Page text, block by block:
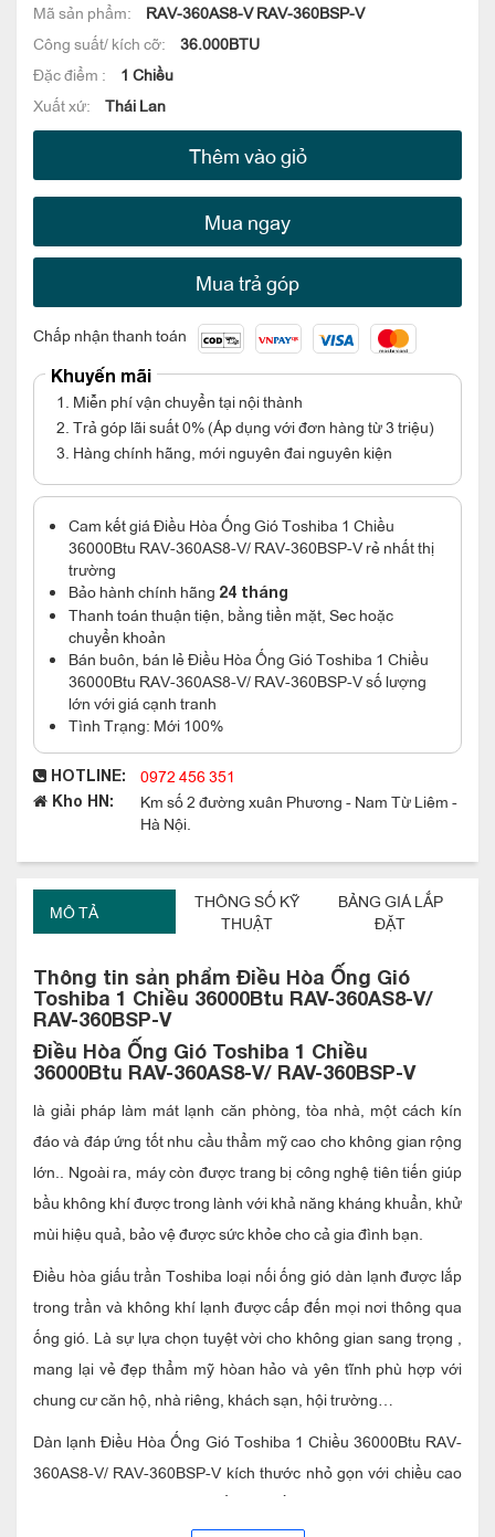
Mã sản phẩm:
RAV-360AS8-V RAV-360BSP-V
Công suất/ kích cỡ:
36.000BTU
Đặc điểm :
1 Chiều
Xuất xứ:
Thái Lan
Thêm vào giỏ
Mua ngay
Mua trả góp
Chấp nhận thanh toán
Khuyến mãi
1. Miễn phí vận chuyển tại nội thành
2. Trả góp lãi suất 0% (Áp dụng với đơn hàng từ 3 triệu)
3. Hàng chính hãng, mới nguyên đai nguyên kiện
Cam kết giá Điều Hòa Ống Gió Toshiba 1 Chiều
36000Btu RAV-360AS8-V/ RAV-360BSP-V rẻ nhất thị
trường
Bảo hành chính hãng 24 tháng
Thanh toán thuận tiện, bằng tiền mặt, Sec hoặc
chuyển khoản
Bán buôn, bán lẻ Điều Hòa Ống Gió Toshiba 1 Chiều
36000Btu RAV-360AS8-V/ RAV-360BSP-V số lượng
lớn với giá cạnh tranh
Tình Trạng: Mới 100%
HOTLINE: 0972 456 351
Kho HN:
Km số 2 đường xuân Phương - Nam Từ Liêm -
Hà Nội.
MÔ TẢ
THÔNG SỐ KỸ
THUẬT
BẢNG GIÁ LẮP
ĐẶT
Thông tin sản phẩm Điều Hòa Ống Gió
Toshiba 1 Chiều 36000Btu RAV-360AS8-V/
RAV-360BSP-V
Điều Hòa Ống Gió Toshiba 1 Chiều
36000Btu RAV-360AS8-V/ RAV-360BSP-V
là giải pháp làm mát lạnh căn phòng, tòa nhà, một cách kín
đáo và đáp ứng tốt nhu cầu thẩm mỹ cao cho không gian rộng
lớn.. Ngoài ra, máy còn được trang bị công nghệ tiên tiến giúp
bầu không khí được trong lành với khả năng kháng khuẩn, khử
mùi hiệu quả, bảo vệ được sức khỏe cho cả gia đình bạn.
Điều hòa giấu trần Toshiba loại nối ống gió dàn lạnh được lắp
trong trần và không khí lạnh được cấp đến mọi nơi thông qua
ống gió. Là sự lựa chọn tuyệt vời cho không gian sang trọng ,
mang lại vẻ đẹp thẩm mỹ hòan hảo và yên tĩnh phù hợp với
chung cư căn hộ, nhà riêng, khách sạn, hội trường…
Dàn lạnh Điều Hòa Ống Gió Toshiba 1 Chiều 36000Btu RAV-
360AS8-V/ RAV-360BSP-V kích thước nhỏ gọn với chiều cao
275mm giúp đáp ứng các điều kiện lắp đặt.